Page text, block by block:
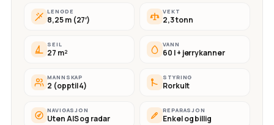
LENGDE
8,25 m (27′)
VEKT
2,3 tonn
SEIL
27 m²
VANN
60 l + jerrykanner
MANNSKAP
2 (opptil 4)
STYRING
Rorkult
NAVIGASJON
Uten AIS og radar
REPARASJON
Enkel og billig